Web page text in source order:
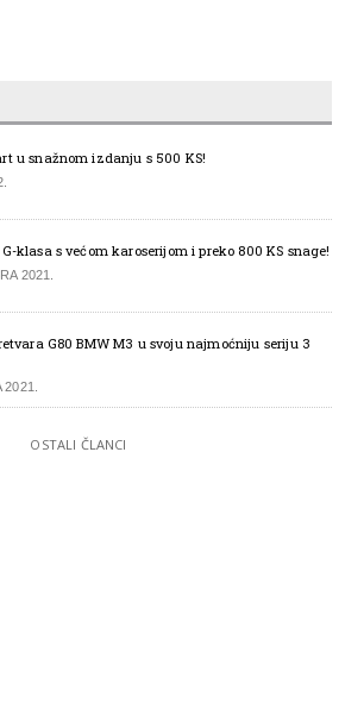
u snažnom izdanju s 500 KS!
klasa s većom karoserijom i preko 800 KS snage!
2021.
G80 BMW M3 u svoju najmoćniju seriju 3
OSTALI ČLANCI